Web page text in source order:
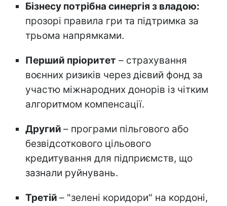
Бізнесу потрібна синергія з владою:
прозорі правила гри та підтримка за
трьома напрямками.
Перший пріоритет – страхування
воєнних ризиків через дієвий фонд за
участю міжнародних донорів із чітким
алгоритмом компенсації.
Другий – програми пільгового або
безвідсоткового цільового
кредитування для підприємств, що
зазнали руйнувань.
Третій – "зелені коридори" на кордоні,